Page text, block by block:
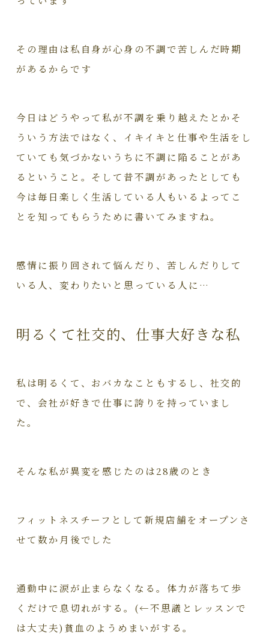
その理由は私自身が心身の不調で苦しんだ時期
があるからです
今日はどうやって私が不調を乗り越えたとかそ
ういう方法ではなく、イキイキと仕事や生活をし
ていても気づかないうちに不調に陥ることがあ
るということ。そして昔不調があったとしても
今は毎日楽しく生活している人もいるよってこ
とを知ってもらうために書いてみますね。
感情に振り回されて悩んだり、苦しんだりして
いる人、変わりたいと思っている人に…
明るくて社交的、仕事大好きな私
私は明るくて、おバカなこともするし、社交的
で、会社が好きで仕事に誇りを持っていまし
た。
そんな私が異変を感じたのは28歳のとき
フィットネスチーフとして新規店舗をオープンさ
せて数か月後でした
通勤中に涙が止まらなくなる。体力が落ちて歩
くだけで息切れがする。(←不思議とレッスンで
は大丈夫)貧血のようめまいがする。